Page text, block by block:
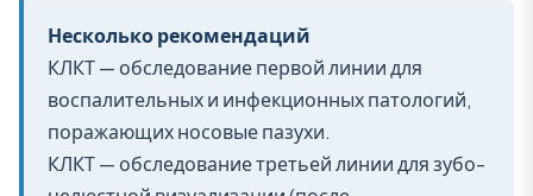
Несколько рекомендаций
КЛКТ — обследование первой линии для
воспалительных и инфекционных патологий,
поражающих носовые пазухи.
КЛКТ — обследование третьей линии для зубо-